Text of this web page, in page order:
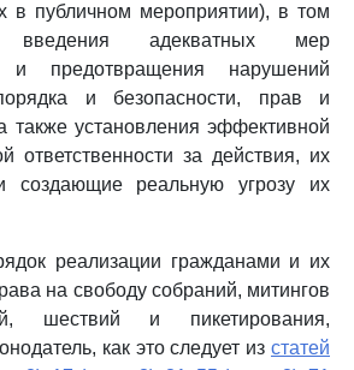
в публичном мероприятии), в том
адекватных мер
и предотвращения нарушений
и безопасности, прав и
также установления эффективной
ответственности за действия, их
создающие реальную угрозу их
реализации гражданами и их
на свободу собраний, митингов
шествий и пикетирования,
как это следует из статей